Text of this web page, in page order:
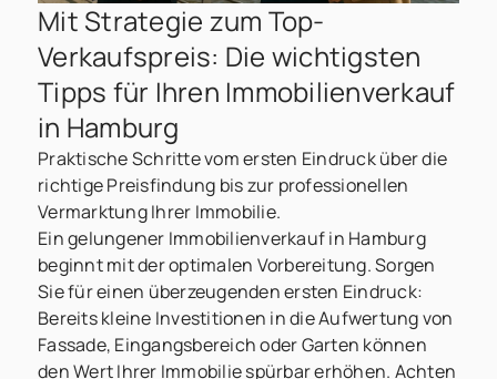
Mit Strategie zum Top-
Verkaufspreis: Die wichtigsten
Tipps für Ihren Immobilienverkauf
in Hamburg
Praktische Schritte vom ersten Eindruck über die
richtige Preisfindung bis zur professionellen
Vermarktung Ihrer Immobilie.
Ein gelungener Immobilienverkauf in Hamburg
beginnt mit der optimalen Vorbereitung. Sorgen
Sie für einen überzeugenden ersten Eindruck:
Bereits kleine Investitionen in die Aufwertung von
Fassade, Eingangsbereich oder Garten können
den Wert Ihrer Immobilie spürbar erhöhen. Achten